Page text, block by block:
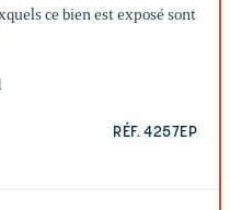
ce bien est exposé sont
RÉF. 4257EP